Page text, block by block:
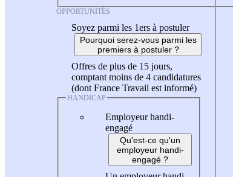
OPPORTUNITÉS
Soyez parmi les 1ers à postuler
Pourquoi serez-vous parmi les
premiers à postuler ?
Offres de plus de 15 jours,
comptant moins de 4 candidatures
(dont France Travail est informé)
HANDICAP
Employeur handi-
engagé
Qu'est-ce qu'un
employeur handi-
engagé ?